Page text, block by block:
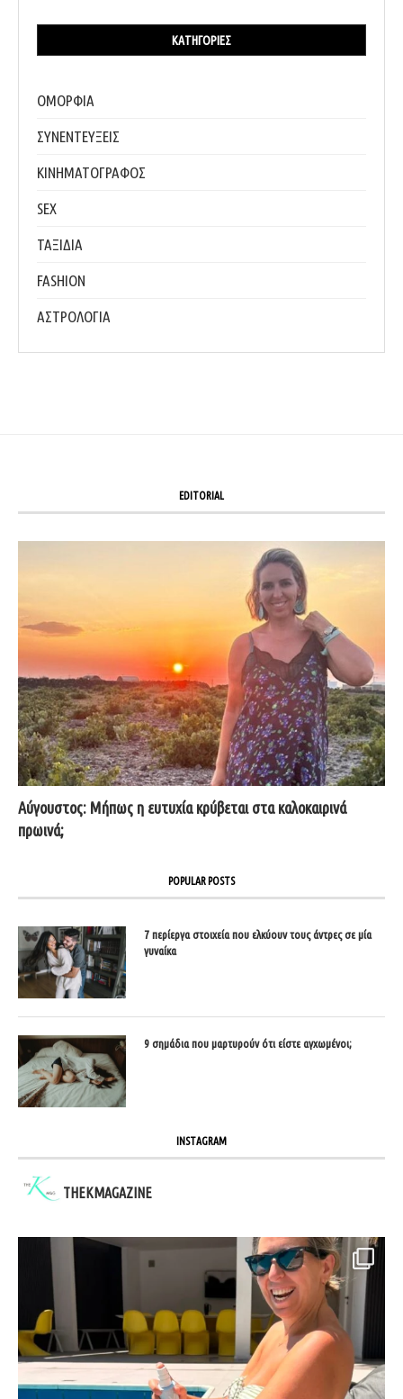
ΚΑΤΗΓΟΡΊΕΣ
ΟΜΟΡΦΙΑ
ΣΥΝΕΝΤΕΥΞΕΙΣ
ΚΙΝΗΜΑΤΟΓΡΑΦΟΣ
SEX
ΤΑΞΙΔΙΑ
FASHION
ΑΣΤΡΟΛΟΓΙΑ
EDITORIAL
Αύγουστος: Μήπως η ευτυχία κρύβεται στα καλοκαιρινά
πρωινά;
POPULAR POSTS
7 περίεργα στοιχεία που ελκύουν τους άντρες σε μία
γυναίκα
9 σημάδια που μαρτυρούν ότι είστε αγχωμένοι;
INSTAGRAM
THEKMAGAZINE